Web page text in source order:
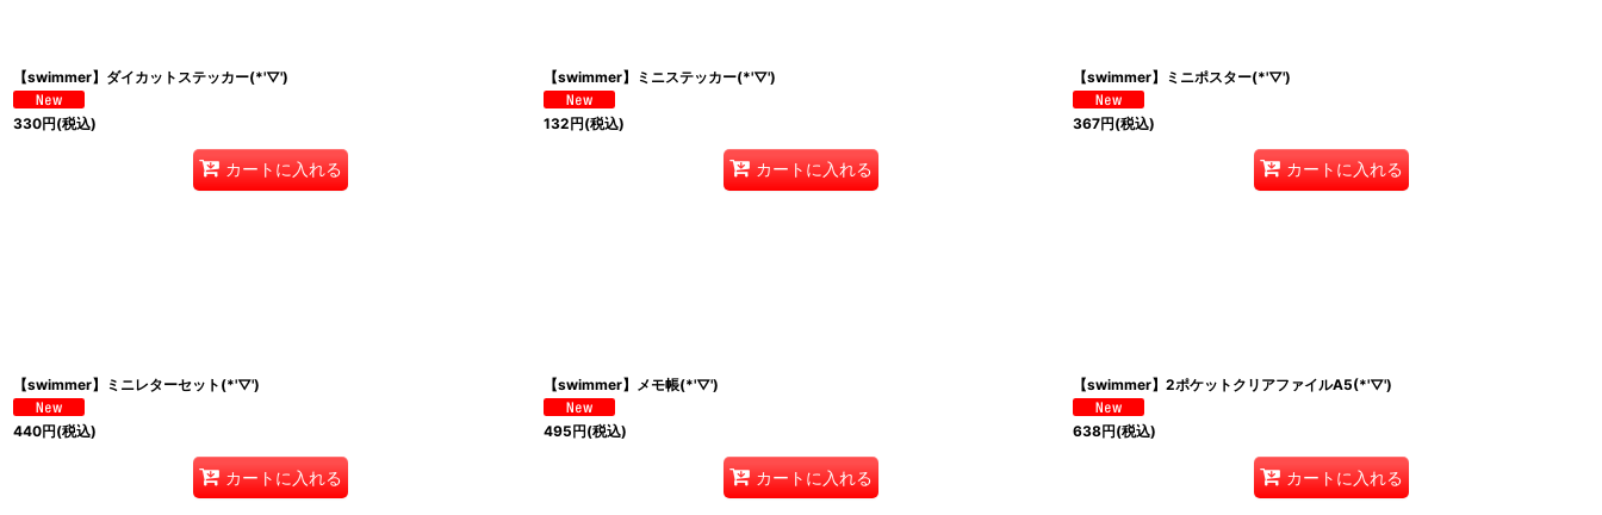
【swimmer】ダイカットステッカー(*'▽')
330円(税込)
カートに入れる
【swimmer】ミニステッカー(*'▽')
132円(税込)
カートに入れる
【swimmer】ミニポスター(*'▽')
367円(税込)
カートに入れる
【swimmer】ミニレターセット(*'▽')
440円(税込)
カートに入れる
【swimmer】メモ帳(*'▽')
495円(税込)
カートに入れる
【swimmer】2ポケットクリアファイルA5(*'▽')
638円(税込)
カートに入れる